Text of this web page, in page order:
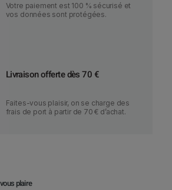
Votre paiement est 100 % sécurisé et
vos données sont protégées.
Livraison offerte dès 70 €
Faites-vous plaisir, on se charge des
frais de port à partir de 70 € d’achat.
plaire